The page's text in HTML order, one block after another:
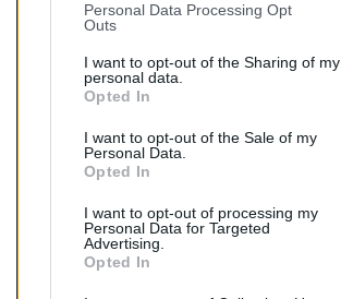
Personal Data Processing Opt
Outs
I want to opt-out of the Sharing of my
personal data.
Opted In
I want to opt-out of the Sale of my
Personal Data.
Opted In
I want to opt-out of processing my
Personal Data for Targeted
Advertising.
Opted In
Plus d´informations
Qui sommes nous ?
Listing des pièces
Contact
Commande
Mon compte
Livraisons